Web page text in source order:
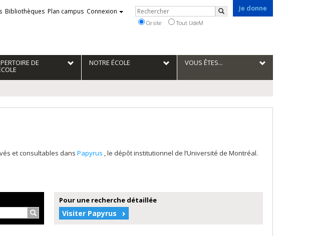
Je donne
Bibliothèques Plan campus Connexion Rechercher
Rechercher
Ce site Tout UdeM
DE NOTRE ÉCOLE VOUS ÊTES...
et consultables dans Papyrus , le dépôt institutionnel de l’Université de Montréal.
Rechercher…
Pour une recherche détaillée
Visiter Papyrus